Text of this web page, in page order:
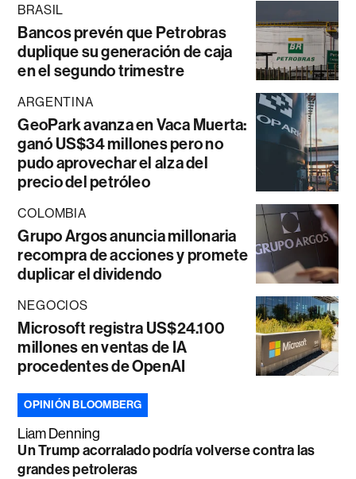
BRASIL
Bancos prevén que Petrobras
duplique su generación de caja
en el segundo trimestre
ARGENTINA
GeoPark avanza en Vaca Muerta:
ganó US$34 millones pero no
pudo aprovechar el alza del
precio del petróleo
COLOMBIA
Grupo Argos anuncia millonaria
recompra de acciones y promete
duplicar el dividendo
NEGOCIOS
Microsoft registra US$24.100
millones en ventas de IA
procedentes de OpenAI
OPINIÓN BLOOMBERG
Liam Denning
Un Trump acorralado podría volverse contra las
grandes petroleras